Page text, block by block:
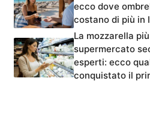
ecco dove
costano di più in
La mozzarella
supermercato
esperti: ecco
conquistato il